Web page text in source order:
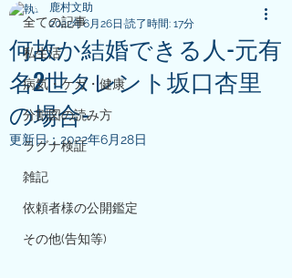
全ての記事
私生活
病気・ケガ・健康
分割図の読み方
ラグナ検証
雑記
依頼者様の公開鑑定
その他(告知等)
何故か結婚できる人-元有
名2世タレント坂口杏里
の場合-
鹿村文助
2022年6月26日 読了時間: 17分
更新日： 2022年6月28日